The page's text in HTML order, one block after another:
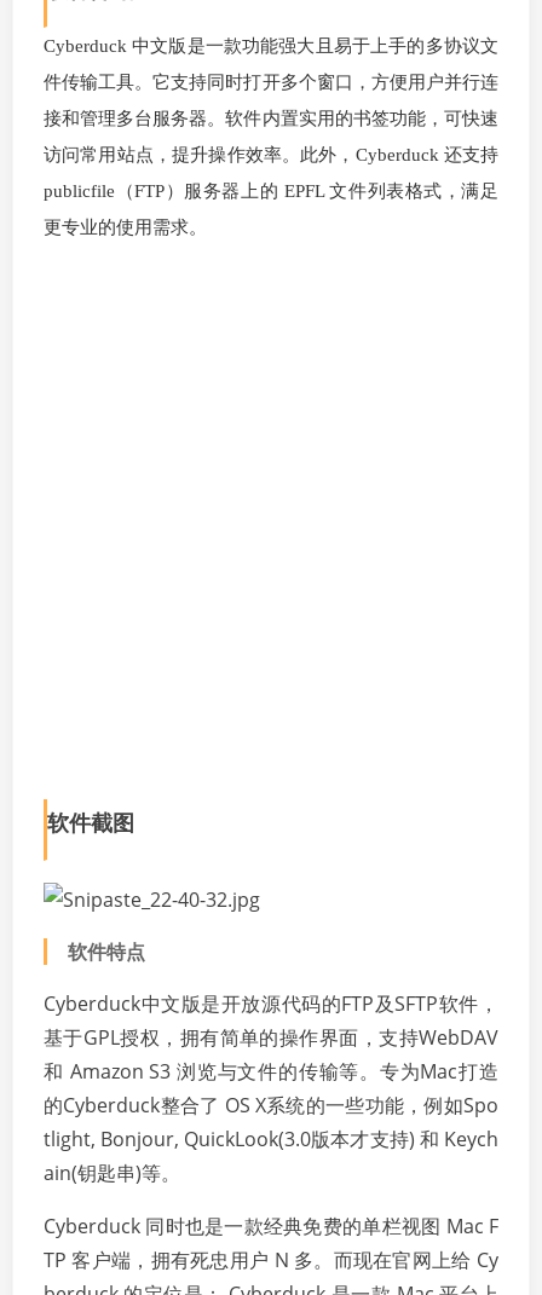
Cyberduck 中文版是一款功能强大且易于上手的多协议文
件传输工具。它支持同时打开多个窗口，方便用户并行连
接和管理多台服务器。软件内置实用的书签功能，可快速
访问常用站点，提升操作效率。此外，Cyberduck 还支持
publicfile（FTP）服务器上的 EPFL 文件列表格式，满足
更专业的使用需求。
软件截图
软件特点
Cyberduck中文版是开放源代码的FTP及SFTP软件，
基于GPL授权，拥有简单的操作界面，支持WebDAV
和 Amazon S3 浏览与文件的传输等。专为Mac打造
的Cyberduck整合了 OS X系统的一些功能，例如Spo
tlight, Bonjour, QuickLook(3.0版本才支持) 和 Keych
ain(钥匙串)等。
Cyberduck 同时也是一款经典免费的单栏视图 Mac F
TP 客户端，拥有死忠用户 N 多。而现在官网上给 Cy